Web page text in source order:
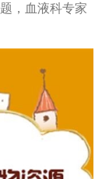
，血液科专家